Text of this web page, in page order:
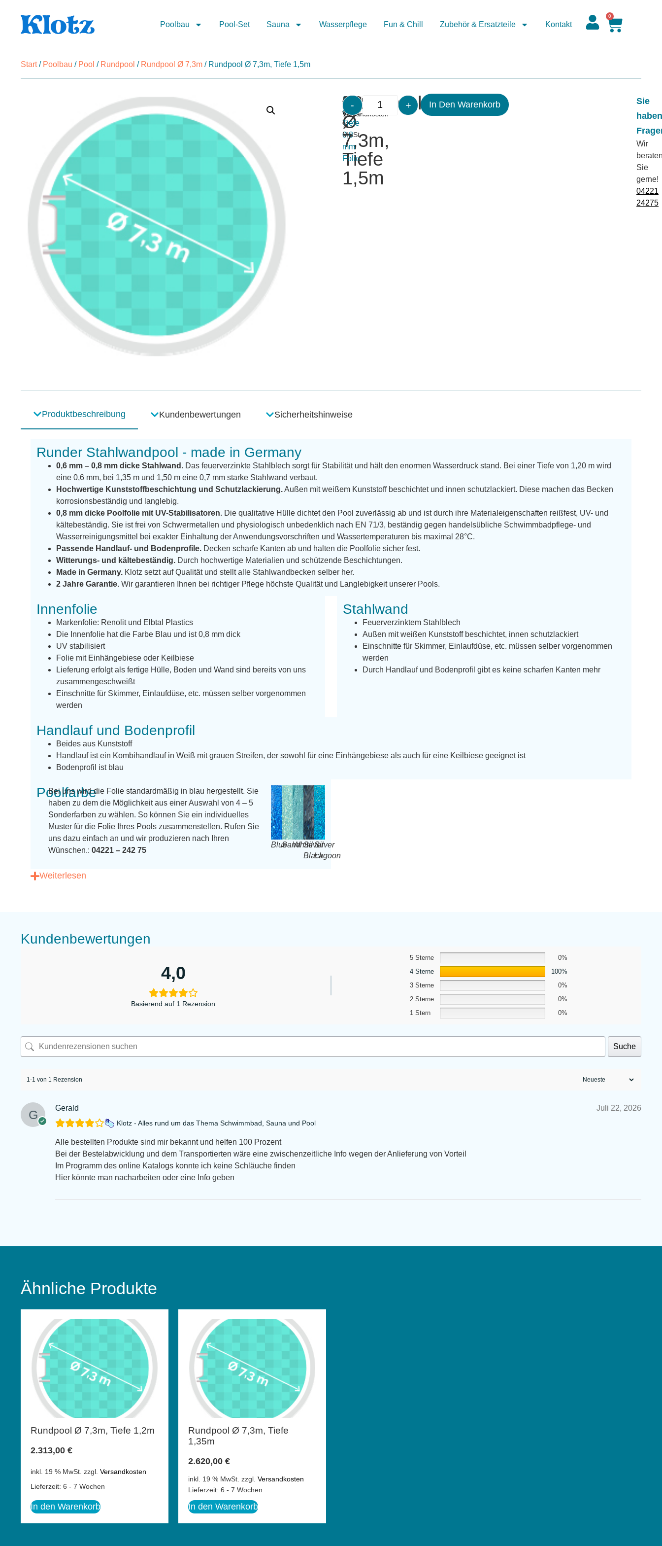
Poolbau Pool-Set Sauna Wasserpflege Fun & Chill Zubehör & Ersatzteile Kontakt
0
Start/ Poolbau / Pool / Rundpool / Rundpool Ø 7,3m / Rundpool Ø 7,3m, Tiefe 1,5m
Artikelnummer:
11133
Merken
Rundpool
Ø
7,3m,
Tiefe
1,5m
1,5
m
Tiefe
0,8
mm
Folie
3.002,00€
inkl.
19
%
MwSt.
zzgl.
Versandkosten
- + In Den Warenkorb
Sie
haben
Wir
Sie
gerne!
04221
24275
Produktbeschreibung Kundenbewertungen Sicherheitshinweise
Runder Stahlwandpool - made in Germany
0,6 mm – 0,8 mm dicke Stahlwand. Das feuerverzinkte Stahlblech sorgt für Stabilität und hält den enormen Wasserdruck stand. Bei einer Tiefe von 1,20 m wird
eine 0,6 mm, bei 1,35 m und 1,50 m eine 0,7 mm starke Stahlwand verbaut.
Hochwertige Kunststoffbeschichtung und Schutzlackierung.Außen mit weißem Kunststoff beschichtet und innen schutzlackiert. Diese machen das Becken
korrosionsbeständig und langlebig.
0,8 mm dicke Poolfolie mit UV-Stabilisatoren. Die qualitative Hülle dichtet den Pool zuverlässig ab und ist durch ihre Materialeigenschaften reißfest, UV- und
kältebeständig. Sie ist frei von Schwermetallen und physiologisch unbedenklich nach EN 71/3, beständig gegen handelsübliche Schwimmbadpflege- und
Wasserreinigungsmittel bei exakter Einhaltung der Anwendungsvorschriften und Wassertemperaturen bis maximal 28°C.
Passende Handlauf- und Bodenprofile. Decken scharfe Kanten ab und halten die Poolfolie sicher fest.
Witterungs- und kältebeständig. Durch hochwertige Materialien und schützende Beschichtungen.
Made in Germany. Klotz setzt auf Qualität und stellt alle Stahlwandbecken selber her.
2 Jahre Garantie. Wir garantieren Ihnen bei richtiger Pflege höchste Qualität und Langlebigkeit unserer Pools.
Innenfolie
Markenfolie: Renolit und Elbtal Plastics
Die Innenfolie hat die Farbe Blau und ist 0,8 mm dick
UV stabilisiert
Folie mit Einhängebiese oder Keilbiese
Lieferung erfolgt als fertige Hülle, Boden und Wand sind bereits von uns
zusammengeschweißt
Einschnitte für Skimmer, Einlaufdüse, etc. müssen selber vorgenommen
werden
Stahlwand
Feuerverzinktem Stahlblech
Außen mit weißen Kunststoff beschichtet, innen schutzlackiert
Einschnitte für Skimmer, Einlaufdüse, etc. müssen selber vorgenommen
werden
Durch Handlauf und Bodenprofil gibt es keine scharfen Kanten mehr
Handlauf und Bodenprofil
Beides aus Kunststoff
Handlauf ist ein Kombihandlauf in Weiß mit grauen Streifen, der sowohl für eine Einhängebiese als auch für eine Keilbiese geeignet ist
Bodenprofil ist blau
Poolfarbe
Bei uns wird die Folie standardmäßig in blau hergestellt. Sie
haben zu dem die Möglichkeit aus einer Auswahl von 4 – 5
Sonderfarben zu wählen. So können Sie ein individuelles
Muster für die Folie Ihres Pools zusammenstellen. Rufen Sie
uns dazu einfach an und wir produzieren nach Ihren
Wünschen.:04221 – 242 75
BlueSandWhiteSilver
Black
Silver
Lagoon
Weiterlesen
Kundenbewertungen
4,0
Basierend auf 1 Rezension
5 Sterne
0%
4 Sterne
100%
3 Sterne
0%
2 Sterne
0%
1 Stern
0%
Suche
1-1 von 1 Rezension
Gerald Juli 22, 2026
Klotz - Alles rund um das Thema Schwimmbad, Sauna und Pool
Alle bestellten Produkte sind mir bekannt und helfen 100 Prozent
Bei der Bestelabwicklung und dem Transportierten wäre eine zwischenzeitliche Info wegen der Anlieferung von Vorteil
Im Programm des online Katalogs konnte ich keine Schläuche finden
Hier könnte man nacharbeiten oder eine Info geben
Ähnliche Produkte
Rundpool Ø 7,3m, Tiefe 1,2m
2.313,00 €
inkl. 19 % MwSt. zzgl. Versandkosten
Lieferzeit: 6 - 7 Wochen
In den Warenkorb
Rundpool Ø 7,3m, Tiefe
1,35m
2.620,00 €
inkl. 19 % MwSt. zzgl. Versandkosten
Lieferzeit: 6 - 7 Wochen
In den Warenkorb